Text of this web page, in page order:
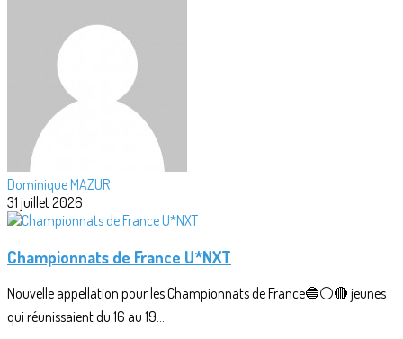
Dominique MAZUR
31 juillet 2026
Championnats de France U*NXT
Nouvelle appellation pour les Championnats de France🔵⚪🔴 jeunes
qui réunissaient du 16 au 19...